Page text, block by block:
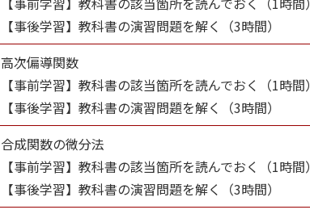
【事後学習】教科書の演習問題を解く（3時間）
高次偏導関数
【事前学習】教科書の該当箇所を読んでおく（1時間）
【事後学習】教科書の演習問題を解く（3時間）
合成関数の微分法
【事前学習】教科書の該当箇所を読んでおく（1時間）
【事後学習】教科書の演習問題を解く（3時間）